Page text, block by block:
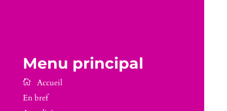
Menu principal
En bref